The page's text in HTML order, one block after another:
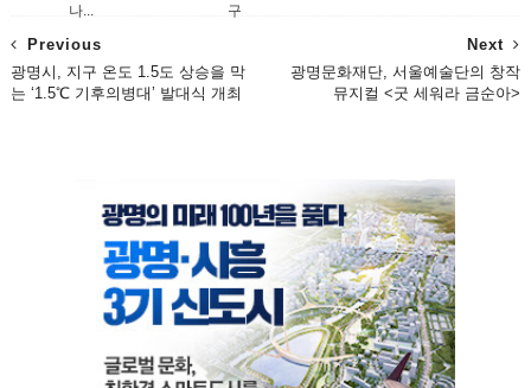
나...
구
Next
광명문화재단, 서울예술단의 창작
뮤지컬 <굿 세워라 금순아>
Previous
광명시, 지구 온도 1.5도 상승을 막
는 ‘1.5℃ 기후의병대’ 발대식 개최